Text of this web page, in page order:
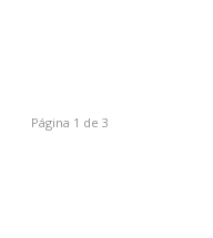
Página 1 de 3